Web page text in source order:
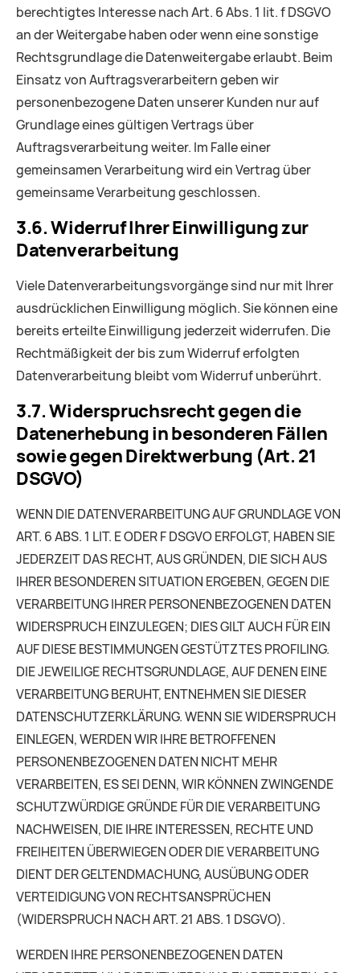
berechtigtes Interesse nach Art. 6 Abs. 1 lit. f DSGVO
an der Weitergabe haben oder wenn eine sonstige
Rechtsgrundlage die Datenweitergabe erlaubt. Beim
Einsatz von Auftragsverarbeitern geben wir
personenbezogene Daten unserer Kunden nur auf
Grundlage eines gültigen Vertrags über
Auftragsverarbeitung weiter. Im Falle einer
gemeinsamen Verarbeitung wird ein Vertrag über
gemeinsame Verarbeitung geschlossen.
3.6. Widerruf Ihrer Einwilligung zur
Datenverarbeitung
Viele Datenverarbeitungsvorgänge sind nur mit Ihrer
ausdrücklichen Einwilligung möglich. Sie können eine
bereits erteilte Einwilligung jederzeit widerrufen. Die
Rechtmäßigkeit der bis zum Widerruf erfolgten
Datenverarbeitung bleibt vom Widerruf unberührt.
3.7. Widerspruchsrecht gegen die
Datenerhebung in besonderen Fällen
sowie gegen Direktwerbung (Art. 21
DSGVO)
WENN DIE DATENVERARBEITUNG AUF GRUNDLAGE VON
ART. 6 ABS. 1 LIT. E ODER F DSGVO ERFOLGT, HABEN SIE
JEDERZEIT DAS RECHT, AUS GRÜNDEN, DIE SICH AUS
IHRER BESONDEREN SITUATION ERGEBEN, GEGEN DIE
VERARBEITUNG IHRER PERSONENBEZOGENEN DATEN
WIDERSPRUCH EINZULEGEN; DIES GILT AUCH FÜR EIN
AUF DIESE BESTIMMUNGEN GESTÜTZTES PROFILING.
DIE JEWEILIGE RECHTSGRUNDLAGE, AUF DENEN EINE
VERARBEITUNG BERUHT, ENTNEHMEN SIE DIESER
DATENSCHUTZERKLÄRUNG. WENN SIE WIDERSPRUCH
EINLEGEN, WERDEN WIR IHRE BETROFFENEN
PERSONENBEZOGENEN DATEN NICHT MEHR
VERARBEITEN, ES SEI DENN, WIR KÖNNEN ZWINGENDE
SCHUTZWÜRDIGE GRÜNDE FÜR DIE VERARBEITUNG
NACHWEISEN, DIE IHRE INTERESSEN, RECHTE UND
FREIHEITEN ÜBERWIEGEN ODER DIE VERARBEITUNG
DIENT DER GELTENDMACHUNG, AUSÜBUNG ODER
VERTEIDIGUNG VON RECHTSANSPRÜCHEN
(WIDERSPRUCH NACH ART. 21 ABS. 1 DSGVO).
WERDEN IHRE PERSONENBEZOGENEN DATEN